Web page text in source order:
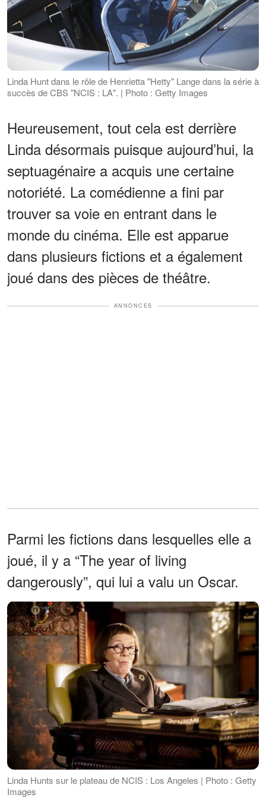
Linda Hunt dans le rôle de Henrietta "Hetty" Lange dans la série à
succès de CBS "NCIS : LA". | Photo : Getty Images
Heureusement, tout cela est derrière
Linda désormais puisque aujourd’hui, la
septuagénaire a acquis une certaine
notoriété. La comédienne a fini par
trouver sa voie en entrant dans le
monde du cinéma. Elle est apparue
dans plusieurs fictions et a également
joué dans des pièces de théâtre.
ANNONCES
Parmi les fictions dans lesquelles elle a
joué, il y a “The year of living
dangerously”, qui lui a valu un Oscar.
Linda Hunts sur le plateau de NCIS : Los Angeles | Photo : Getty
Images